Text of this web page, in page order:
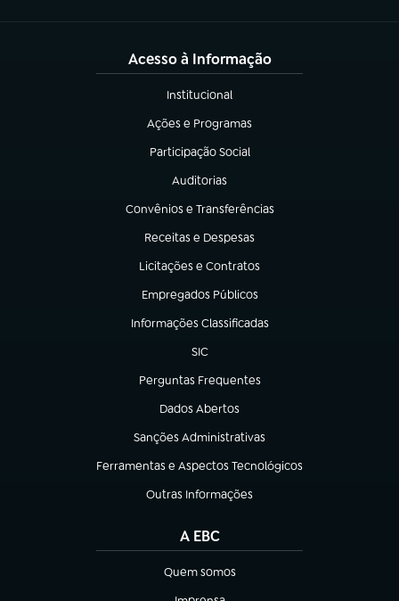
Acesso à Informação
Institucional
(abre em nova aba)
Ações e Programas
(abre em nova aba)
Participação Social
(abre em nova aba)
Auditorias
(abre em nova aba)
Convênios e Transferências
(abre em nova aba)
Receitas e Despesas
(abre em nova aba)
Licitações e Contratos
(abre em nova aba)
Empregados Públicos
(abre em nova aba)
Informações Classificadas
(abre em nova aba)
SIC
(abre em nova aba)
Perguntas Frequentes
(abre em nova aba)
Dados Abertos
(abre em nova aba)
Sanções Administrativas
(abre em nova aba)
Ferramentas e Aspectos Tecnológicos
(abre em nova aba)
Outras Informações
(abre em nova aba)
A EBC
Quem somos
(abre em nova aba)